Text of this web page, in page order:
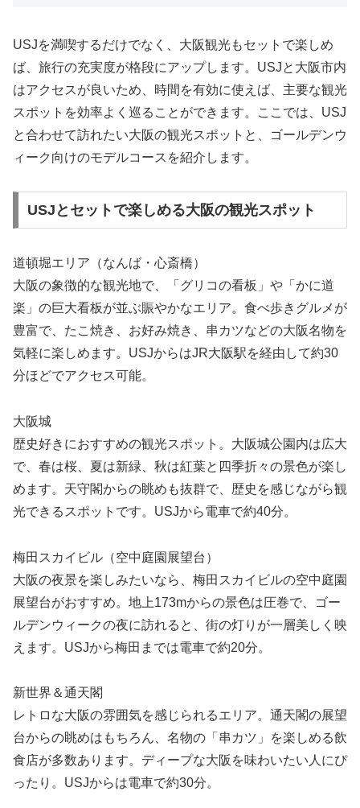
USJを満喫するだけでなく、大阪観光もセットで楽しめ
ば、旅行の充実度が格段にアップします。USJと大阪市内
はアクセスが良いため、時間を有効に使えば、主要な観光
スポットを効率よく巡ることができます。ここでは、USJ
と合わせて訪れたい大阪の観光スポットと、ゴールデンウ
ィーク向けのモデルコースを紹介します。
USJとセットで楽しめる大阪の観光スポット
道頓堀エリア（なんば・心斎橋）
大阪の象徴的な観光地で、「グリコの看板」や「かに道
楽」の巨大看板が並ぶ賑やかなエリア。食べ歩きグルメが
豊富で、たこ焼き、お好み焼き、串カツなどの大阪名物を
気軽に楽しめます。USJからはJR大阪駅を経由して約30
分ほどでアクセス可能。
大阪城
歴史好きにおすすめの観光スポット。大阪城公園内は広大
で、春は桜、夏は新緑、秋は紅葉と四季折々の景色が楽し
めます。天守閣からの眺めも抜群で、歴史を感じながら観
光できるスポットです。USJから電車で約40分。
梅田スカイビル（空中庭園展望台）
大阪の夜景を楽しみたいなら、梅田スカイビルの空中庭園
展望台がおすすめ。地上173mからの景色は圧巻で、ゴー
ルデンウィークの夜に訪れると、街の灯りが一層美しく映
えます。USJから梅田までは電車で約20分。
新世界＆通天閣
レトロな大阪の雰囲気を感じられるエリア。通天閣の展望
台からの眺めはもちろん、名物の「串カツ」を楽しめる飲
食店が多数あります。ディープな大阪を味わいたい人にぴ
ったり。USJからは電車で約30分。